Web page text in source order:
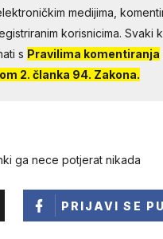
medijima,
korisnicima. Svaki
s Pravilima komentiranja
2. članka 94. Zakona.
ga nece potjerat nikada
PRIJAVI SE